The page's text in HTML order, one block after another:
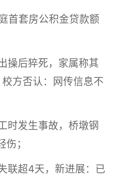
首套房公积金贷款额
操后猝死，家属称其
方否认：网传信息不
时发生事故，桥墩钢
；
联超4天，新进展：已